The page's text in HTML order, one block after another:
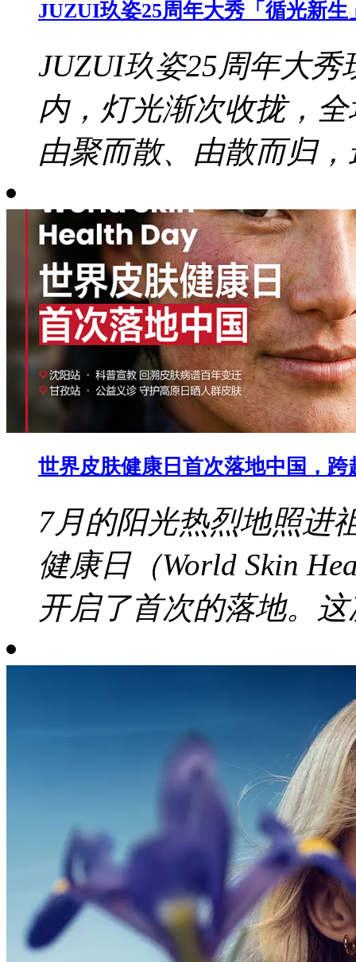
JUZUI玖姿25周年大秀「循光新
JUZUI玖姿25周年大秀
内，灯光渐次收拢，
由聚而散、由散而归
世界皮肤健康日首次落地中国，
7月的阳光热烈地照进
健康日（World Skin
开启了首次的落地。这